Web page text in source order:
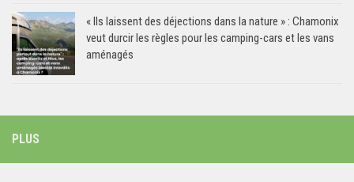
« Ils laissent des déjections dans la nature » : Chamonix
veut durcir les règles pour les camping-cars et les vans
aménagés
PLUS